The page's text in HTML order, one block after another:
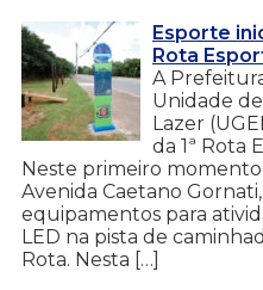
Esporte
Rota
A
Unidade
Lazer
da 1ª Rota
Neste primeiro
Avenida Caetano
equipamentos para
LED na pista de
Rota. Nesta […]